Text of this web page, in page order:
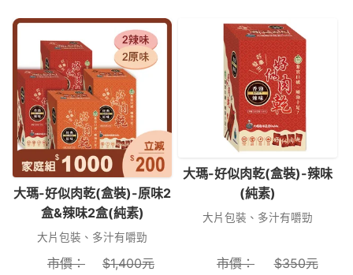
大瑪-好似肉乾(盒裝)-原味2
盒&辣味2盒(純素)
大片包裝、多汁有嚼勁
市價： $1,400元
大瑪-好似肉乾(盒裝)-辣味
(純素)
大片包裝、多汁有嚼勁
市價： $350元